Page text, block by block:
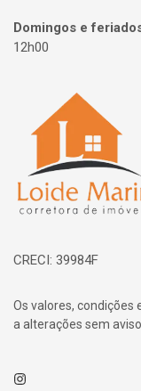
Domingos e
12h00
Página inicial
CRECI: 39984F
Os valores, condições
a alterações sem
Instagram